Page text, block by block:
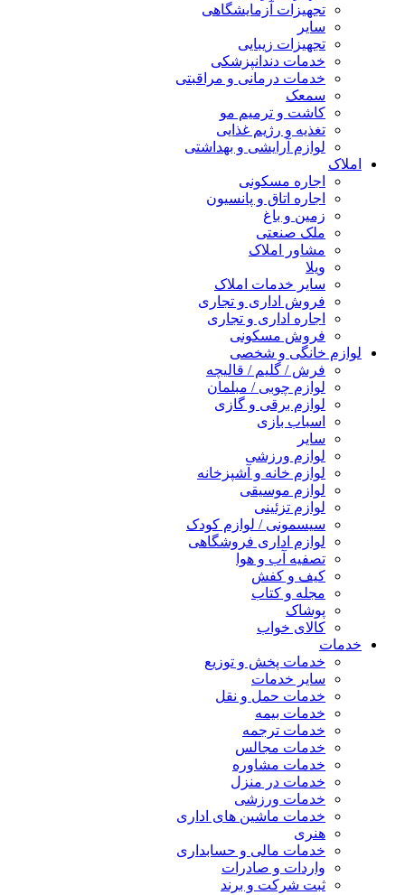
تجهیزات آزمایشگاهی
سایر
تجهیزات زیبایی
خدمات دندانپزشکی
خدمات درمانی و مراقبتی
سمعک
کاشت و ترمیم مو
تغذیه و رژیم غذایی
لوازم آرایشی و بهداشتی
املاک
اجاره مسکونی
اجاره اتاق و پانسیون
زمین و باغ
ملک صنعتی
مشاور املاک
ویلا
سایر خدمات املاک
فروش اداری و تجاری
اجاره اداری و تجاری
فروش مسکونی
لوازم خانگی و شخصی
فرش / گلیم / قالیچه
لوازم چوبی / مبلمان
لوازم برقی و گازی
اسباب بازی
سایر
لوازم ورزشی
لوازم خانه و آشپزخانه
لوازم موسیقی
لوازم تزئینی
سیسمونی / لوازم کودک
لوازم اداری فروشگاهی
تصفیه آب و هوا
کیف و کفش
مجله و کتاب
پوشاک
کالای خواب
خدمات
خدمات پخش و توزیع
سایر خدمات
خدمات حمل و نقل
خدمات بیمه
خدمات ترجمه
خدمات مجالس
خدمات مشاوره
خدمات در منزل
خدمات ورزشی
خدمات ماشین های اداری
هنری
خدمات مالی و حسابداری
واردات و صادرات
ثبت شرکت و برند